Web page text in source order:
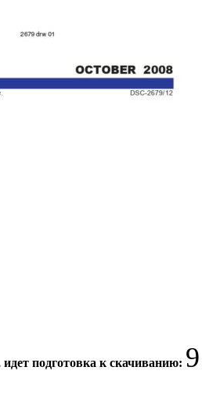
подготовка к скачиванию: 9